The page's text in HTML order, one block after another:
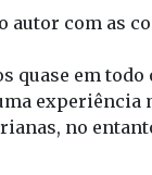
autor com as
quase em
experiência
no